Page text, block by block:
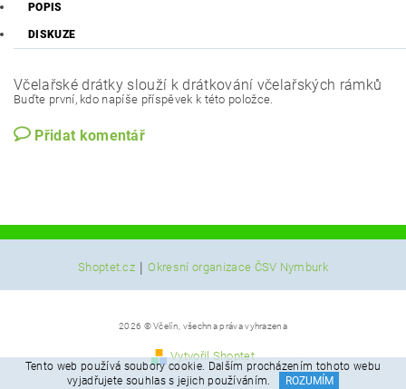
POPIS
DISKUZE
Včelařské drátky slouží k drátkování včelařských rámků
Buďte první, kdo napíše příspěvek k této položce.
Přidat komentář
Shoptet.cz | Okresní organizace ČSV Nymburk
2026 © Včelín, všechna práva vyhrazena
Vytvořil Shoptet
Tento web používá soubory cookie. Dalším procházením tohoto webu
vyjadřujete souhlas s jejich používáním.
ROZUMÍM